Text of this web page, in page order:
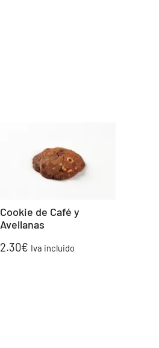
Cookie de Café y
Avellanas
2.30€ Iva incluido